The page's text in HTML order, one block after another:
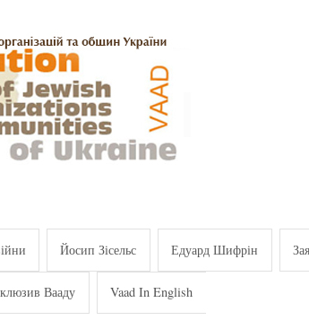
Йосип Зісельс Едуард Шифрін
Вааду Vaad In English